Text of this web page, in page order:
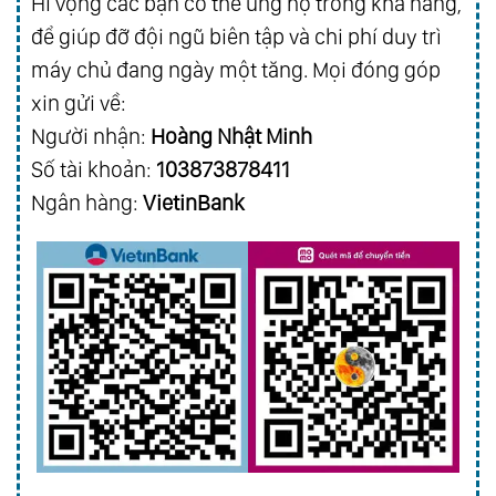
01:38:30 Sự Xung Khắc Trong Hôn Nhân (Bức Thư Thứ
Hai)
01:42:39 Sùng Bái Trong Hôn Nhân
01:47:48
Người Đàn Bà Kia (Bức Thư Thứ Nhất)
01:55:44
Người Đàn Bà Kia (Bức Thư Thứ Hai) # Hết
để giúp đỡ đội ngũ biên tập và chi phí duy trì
máy chủ đang ngày một tăng. Mọi đóng góp
xin gửi về:
Người nhận: Hoàng Nhật Minh
Số tài khoản: 103873878411
Ngân hàng: VietinBank